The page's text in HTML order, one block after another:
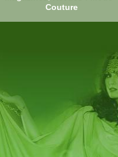
Couture